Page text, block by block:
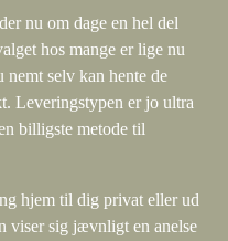
nu om dage en hel del
hos mange er lige nu
nemt selv kan hente de
Leveringstypen er jo ultra
billigste metode til
hjem til dig privat eller ud
viser sig jævnligt en anelse